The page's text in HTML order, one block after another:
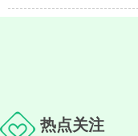
热点关注